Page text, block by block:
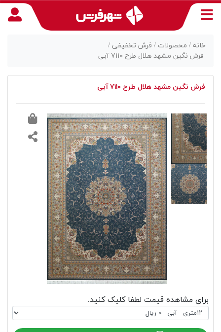
خانه / محصولات / فرش تخفیفی /
فرش نگین مشهد هلال طرح ۷۱۱۰ آبی
فرش نگین مشهد هلال طرح ۷۱۱۰ آبی
برای مشاهده قیمت لطفا کلیک کنید.